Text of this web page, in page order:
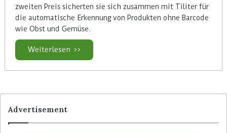
zweiten Preis sicherten sie sich zusammen mit Tiliter für
die automatische Erkennung von Produkten ohne Barcode
wie Obst und Gemüse.
Weiterlesen >>
Advertisement